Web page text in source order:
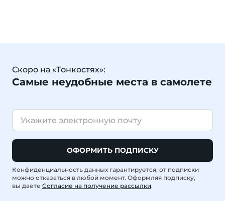
Скоро на «Тонкостях»:
Самые неудобные места в самолете
ОФОРМИТЬ ПОДПИСКУ
Конфиденциальность данных гарантируется, от подписки
можно отказаться в любой момент. Оформляя подписку,
вы даете Согласие на получение рассылки.